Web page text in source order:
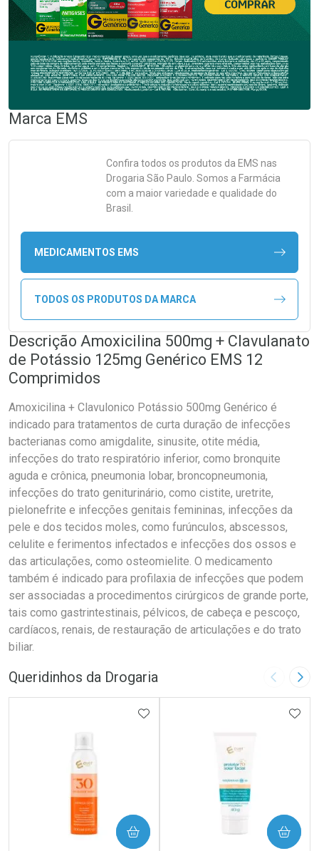
Marca EMS
Confira todos os produtos da EMS nas
Drogaria São Paulo. Somos a Farmácia
com a maior variedade e qualidade do
Brasil.
MEDICAMENTOS EMS
TODOS OS PRODUTOS DA MARCA
Descrição Amoxicilina 500mg + Clavulanato
de Potássio 125mg Genérico EMS 12
Comprimidos
Amoxicilina + Clavulonico Potássio 500mg Genérico é
indicado para tratamentos de curta duração de infecções
bacterianas como amigdalite, sinusite, otite média,
infecções do trato respiratório inferior, como bronquite
aguda e crônica, pneumonia lobar, broncopneumonia,
infecções do trato geniturinário, como cistite, uretrite,
pielonefrite e infecções genitais femininas, infecções da
pele e dos tecidos moles, como furúnculos, abscessos,
celulite e ferimentos infectados e infecções dos ossos e
das articulações, como osteomielite. O medicamento
também é indicado para profilaxia de infecções que podem
ser associadas a procedimentos cirúrgicos de grande porte,
tais como gastrintestinais, pélvicos, de cabeça e pescoço,
cardíacos, renais, de restauração de articulações e do trato
biliar.
Queridinhos da Drogaria Imagem
ADICIONAR AOS FAVORITOS
COMPRAR COMPRAR